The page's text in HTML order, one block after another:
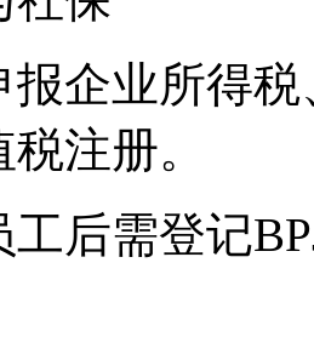
业所得税
注册。
需登记